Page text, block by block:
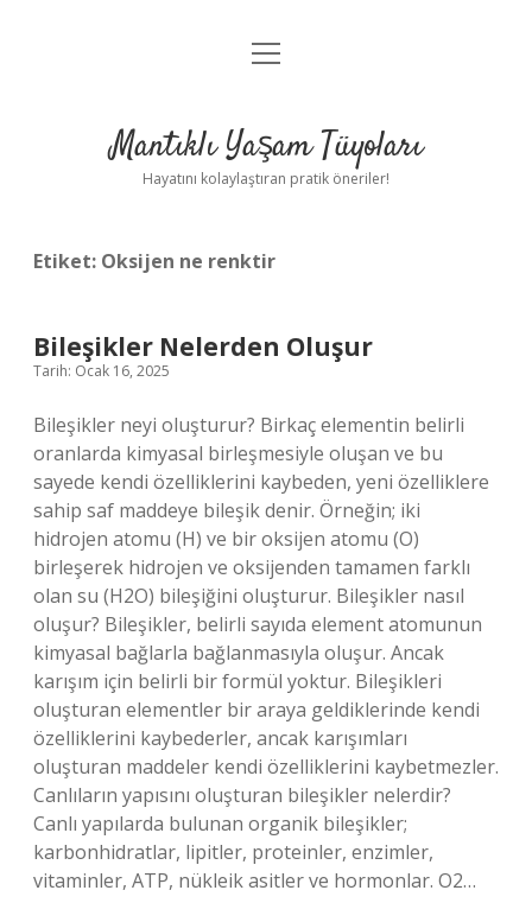
Anasayfa
Yasal Uyarı
menüyü
Mantıklı Yaşam Tüyoları
Hayatını kolaylaştıran pratik öneriler!
Etiket: Oksijen ne renktir
Bileşikler Nelerden Oluşur
Tarih: Ocak 16, 2025
Bileşikler neyi oluşturur? Birkaç elementin belirli
oranlarda kimyasal birleşmesiyle oluşan ve bu
sayede kendi özelliklerini kaybeden, yeni özelliklere
sahip saf maddeye bileşik denir. Örneğin; iki
hidrojen atomu (H) ve bir oksijen atomu (O)
birleşerek hidrojen ve oksijenden tamamen farklı
olan su (H2O) bileşiğini oluşturur. Bileşikler nasıl
oluşur? Bileşikler, belirli sayıda element atomunun
kimyasal bağlarla bağlanmasıyla oluşur. Ancak
karışım için belirli bir formül yoktur. Bileşikleri
oluşturan elementler bir araya geldiklerinde kendi
özelliklerini kaybederler, ancak karışımları
oluşturan maddeler kendi özelliklerini kaybetmezler.
Canlıların yapısını oluşturan bileşikler nelerdir?
Canlı yapılarda bulunan organik bileşikler;
karbonhidratlar, lipitler, proteinler, enzimler,
vitaminler, ATP, nükleik asitler ve hormonlar. O2…